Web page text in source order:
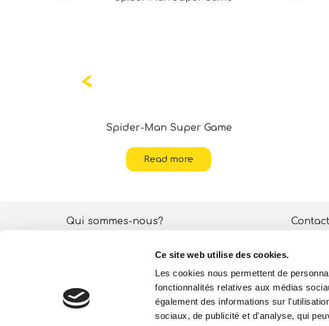
Ce site web utilise des cookies.
Les cookies nous permettent de
fonctionnalités relatives aux médias
également des informations sur
sociaux, de publicité et d'analyse, qui
Spider-Man Super Game
Read more
Qui sommes-nous?
Boutique